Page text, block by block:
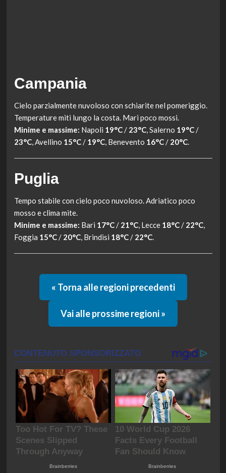
Campania
Cielo parzialmente nuvoloso con schiarite nel pomeriggio.
Temperature miti lungo la costa. Mari poco mossi.
Minime e massime: Napoli 19°C/ 23°C, Salerno 19°C/
23°C, Avellino 15°C/ 19°C, Benevento 16°C/ 20°C.
Puglia
Tempo stabile con cielo poco nuvoloso. Adriatico poco
mosso e clima mite.
Minime e massime: Bari 17°C/ 21°C, Lecce 18°C/ 22°C,
Foggia 15°C/ 20°C, Brindisi 18°C/ 22°C.
« Torna alle regioni precedenti
Vai alle prossime regioni »